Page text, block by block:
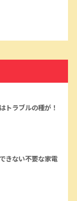
トラブルの種が！
きない不要な家電